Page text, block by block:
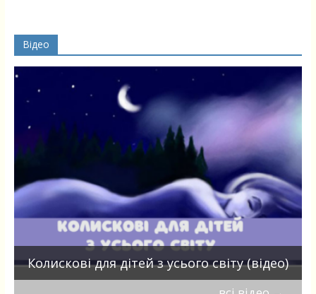
Відео
Колискові для дітей з усього світу (відео)